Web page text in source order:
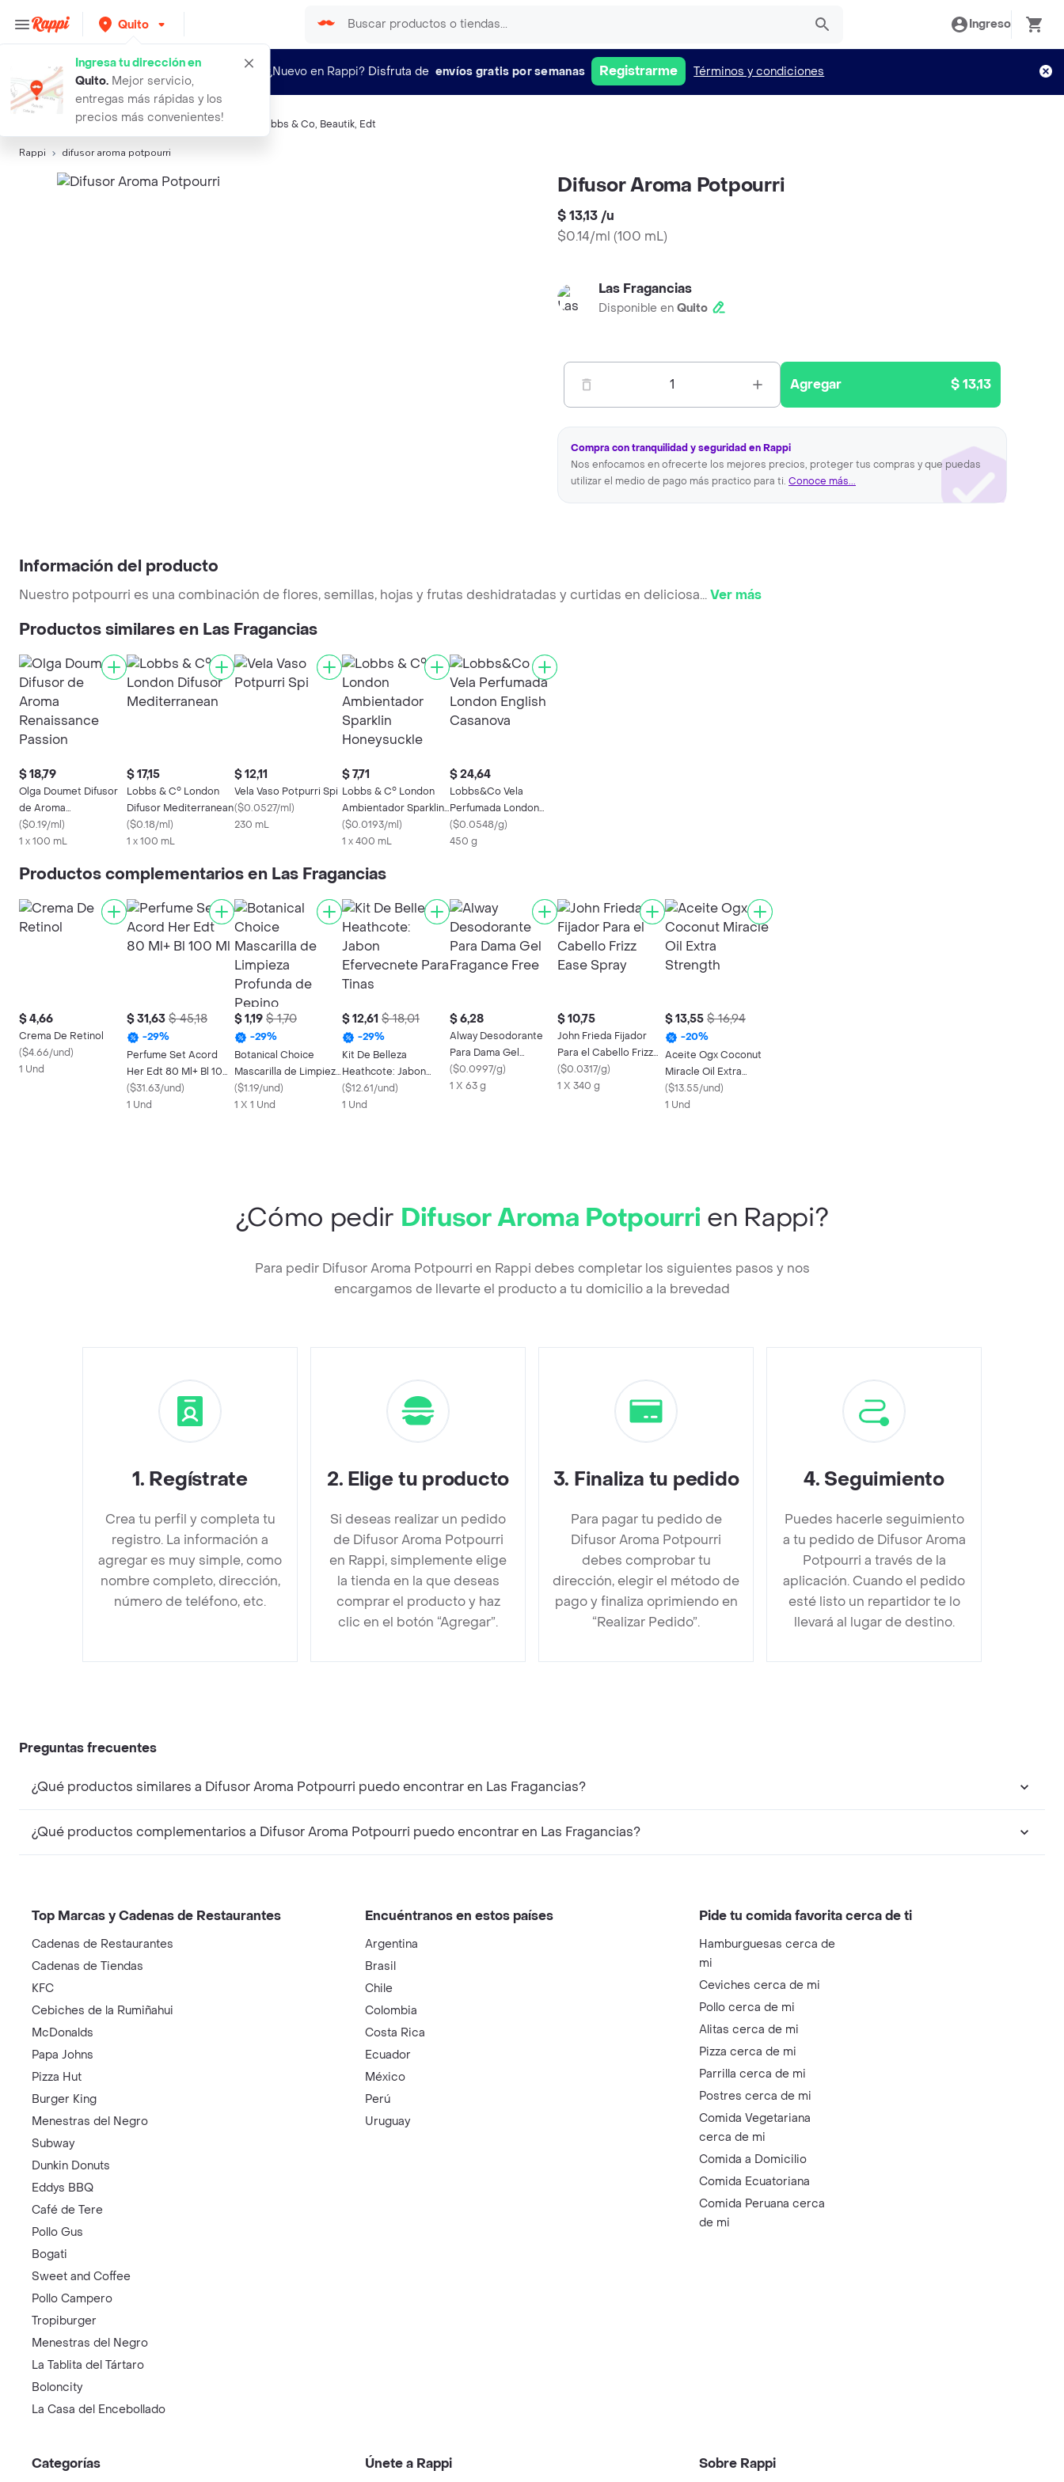
Quito
Ingresa tu dirección en
Quito. Mejor servicio,
entregas más rápidas y los
precios más convenientes!
Ingreso
¿Nuevo en Rappi? Disfruta de envíos gratis por semanas Registrarme Términos y condiciones
Búsquedas relacionadas: Ambientadores,Breeze Lobbs & Co, Beautik, Edt
Rappi difusor aroma potpourri
Difusor Aroma Potpourri
$ 13,13 /u
$0.14/ml (100 mL)
Las Fragancias
Disponible en Quito
1 Agregar $ 13,13
Compra con tranquilidad y seguridad en Rappi
Nos enfocamos en ofrecerte los mejores precios, proteger tus compras y que puedas
utilizar el medio de pago más practico para ti. Conoce más...
Información del producto
Nuestro potpourri es una combinación de flores, semillas, hojas y frutas deshidratadas y curtidas en deliciosa...Ver más
Productos similares en Las Fragancias
$ 18,79
Olga Doumet Difusor
de Aroma
Renaissance Passion
($0.19/ml)
1 x 100 mL
$ 17,15
Lobbs & C° London
Difusor Mediterranean
($0.18/ml)
1 x 100 mL
$ 12,11
Vela Vaso Potpurri Spi
($0.0527/ml)
230 mL
$ 7,71
Lobbs & C° London
Ambientador Sparklin
Honeysuckle
($0.0193/ml)
1 x 400 mL
$ 24,64
Lobbs&Co Vela
Perfumada London
English Casanova
($0.0548/g)
450 g
Productos complementarios en Las Fragancias
$ 4,66
Crema De Retinol
($4.66/und)
1 Und
$ 31,63 $ 45,18
-29%
Perfume Set Acord
Her Edt 80 Ml+ Bl 100
Ml
($31.63/und)
1 Und
$ 1,19 $ 1,70
-29%
Botanical Choice
Mascarilla de Limpieza
Profunda de Pepino
($1.19/und)
1 X 1 Und
$ 12,61 $ 18,01
-29%
Kit De Belleza
Heathcote: Jabon
Efervecnete Para
Tinas
($12.61/und)
1 Und
$ 6,28
Alway Desodorante
Para Dama Gel
Fragance Free
($0.0997/g)
1 X 63 g
$ 10,75
John Frieda Fijador
Para el Cabello Frizz
Ease Spray
($0.0317/g)
1 X 340 g
$ 13,55 $ 16,94
-20%
Aceite Ogx Coconut
Miracle Oil Extra
Strength
($13.55/und)
1 Und
¿Cómo pedir Difusor Aroma Potpourri en Rappi?
Para pedir Difusor Aroma Potpourri en Rappi debes completar los siguientes pasos y nos
encargamos de llevarte el producto a tu domicilio a la brevedad
1. Regístrate
Crea tu perfil y completa tu
registro. La información a
agregar es muy simple, como
nombre completo, dirección,
número de teléfono, etc.
2. Elige tu producto
Si deseas realizar un pedido
de Difusor Aroma Potpourri
en Rappi, simplemente elige
la tienda en la que deseas
comprar el producto y haz
clic en el botón “Agregar”.
3. Finaliza tu pedido
Para pagar tu pedido de
Difusor Aroma Potpourri
debes comprobar tu
dirección, elegir el método de
pago y finaliza oprimiendo en
“Realizar Pedido”.
4. Seguimiento
Puedes hacerle seguimiento
a tu pedido de Difusor Aroma
Potpourri a través de la
aplicación. Cuando el pedido
esté listo un repartidor te lo
llevará al lugar de destino.
Preguntas frecuentes
¿Qué productos similares a Difusor Aroma Potpourri puedo encontrar en Las Fragancias?
¿Qué productos complementarios a Difusor Aroma Potpourri puedo encontrar en Las Fragancias?
Top Marcas y Cadenas de Restaurantes
Cadenas de Restaurantes
Cadenas de Tiendas
KFC
Cebiches de la Rumiñahui
McDonalds
Papa Johns
Pizza Hut
Burger King
Menestras del Negro
Subway
Dunkin Donuts
Eddys BBQ
Café de Tere
Pollo Gus
Bogati
Sweet and Coffee
Pollo Campero
Tropiburger
Menestras del Negro
La Tablita del Tártaro
Boloncity
La Casa del Encebollado
Encuéntranos en estos países
Argentina
Brasil
Chile
Colombia
Costa Rica
Ecuador
México
Perú
Uruguay
Pide tu comida favorita cerca de ti
Hamburguesas cerca de
mi
Ceviches cerca de mi
Pollo cerca de mi
Alitas cerca de mi
Pizza cerca de mi
Parrilla cerca de mi
Postres cerca de mi
Comida Vegetariana
cerca de mi
Comida a Domicilio
Comida Ecuatoriana
Comida Peruana cerca
de mi
Categorías Únete a Rappi Sobre Rappi